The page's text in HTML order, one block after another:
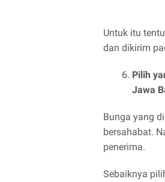
Untuk itu
dan dikirim
Pilih
Jawa
Bunga yang
bersahabat.
penerima.
Sebaiknya